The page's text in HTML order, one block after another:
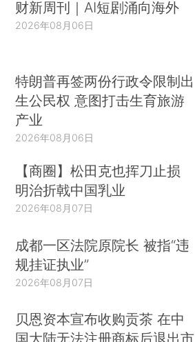
财新周刊｜AI短剧涌向海外
2026年08月06日
特朗普再签两份行政令限制出
生公民权 意图打击生育旅游
产业
2026年08月06日
【商圈】松田克也挥刀止损
明治折戟中国乳业
2026年08月07日
成都一区法院原院长 被指“违
规挂证执业”
2026年08月07日
贝恩资本宣布收购贡茶 在中
国大陆无法注册商标后退出市